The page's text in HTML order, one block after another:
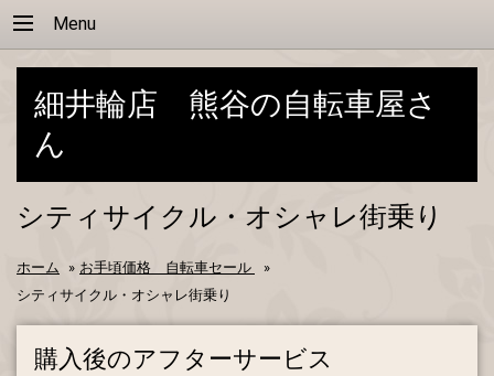
Menu
細井輪店 熊谷の自転車屋さ
ん
シティサイクル・オシャレ街乗り
ホーム » お手頃価格 自転車セール
»
シティサイクル・オシャレ街乗り
購入後のアフターサービス